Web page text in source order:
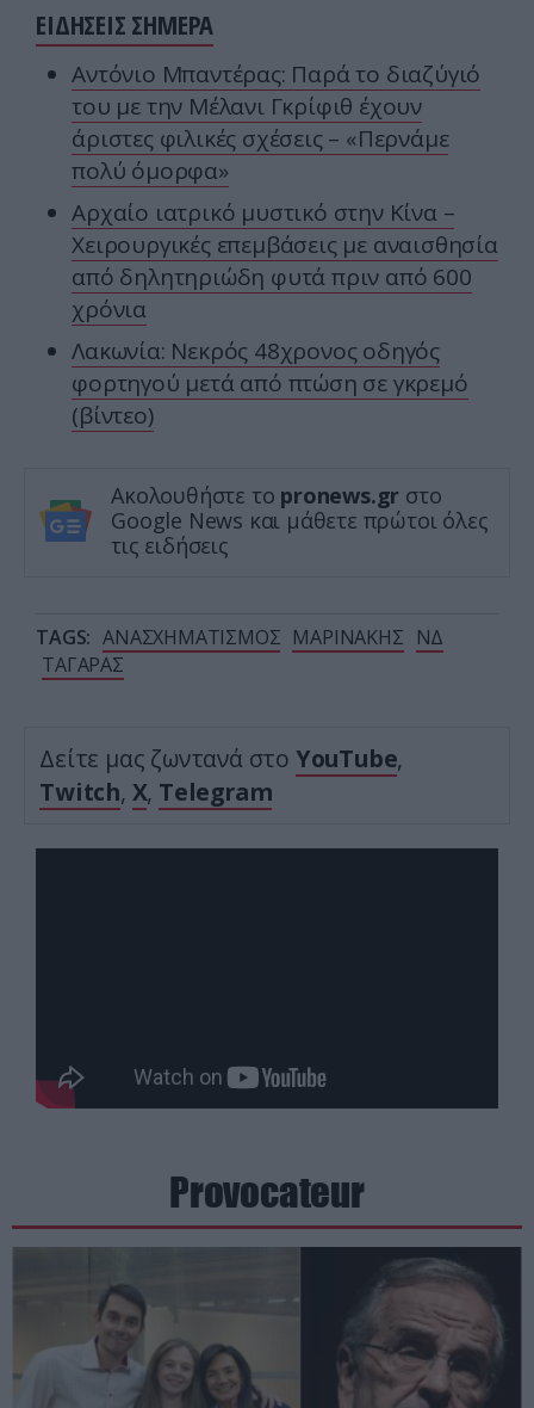
ΕΙΔΗΣΕΙΣ ΣΗΜΕΡΑ
Αντόνιο Μπαντέρας: Παρά το διαζύγιό
του με την Μέλανι Γκρίφιθ έχουν
άριστες φιλικές σχέσεις – «Περνάμε
πολύ όμορφα»
Αρχαίο ιατρικό μυστικό στην Κίνα –
Χειρουργικές επεμβάσεις με αναισθησία
από δηλητηριώδη φυτά πριν από 600
χρόνια
Λακωνία: Νεκρός 48χρονος οδηγός
φορτηγού μετά από πτώση σε γκρεμό
(βίντεο)
Ακολουθήστε το pronews.gr στο
Google News και μάθετε πρώτοι όλες
τις ειδήσεις
TAGS: ΑΝΑΣΧΗΜΑΤΙΣΜΟΣ ΜΑΡΙΝΑΚΗΣ ΝΔ
ΤΑΓΑΡΑΣ
Δείτε μας ζωντανά στο YouTube,
Twitch, X, Telegram
Provocateur